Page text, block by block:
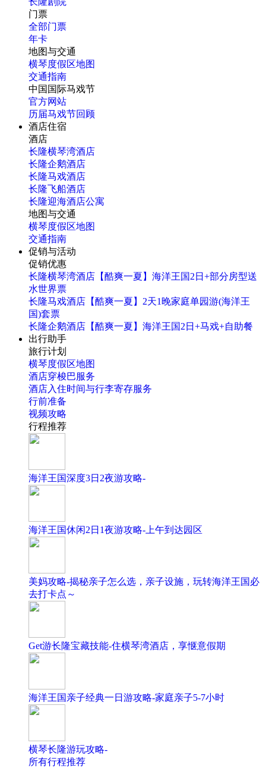
门票
全部门票
年卡
地图与交通
横琴度假区地图
交通指南
中国国际马戏节
官方网站
历届马戏节回顾
酒店住宿
酒店
长隆横琴湾酒店
长隆企鹅酒店
长隆马戏酒店
长隆飞船酒店
长隆迎海酒店公寓
地图与交通
横琴度假区地图
交通指南
促销与活动
促销优惠
长隆横琴湾酒店【酷爽一夏】海洋王国2日+部分房型送
水世界票
长隆马戏酒店【酷爽一夏】2天1晚家庭单园游(海洋王
国)套票
长隆企鹅酒店【酷爽一夏】海洋王国2日+马戏+自助餐
出行助手
旅行计划
横琴度假区地图
酒店穿梭巴服务
酒店入住时间与行李寄存服务
行前准备
视频攻略
行程推荐
海洋王国深度3日2夜游攻略-
海洋王国休闲2日1夜游攻略-上午到达园区
美妈攻略-揭秘亲子怎么选，亲子设施，玩转海洋王国必
去打卡点～
Get游长隆宝藏技能-住横琴湾酒店，享惬意假期
海洋王国亲子经典一日游攻略-家庭亲子5-7小时
横琴长隆游玩攻略-
所有行程推荐